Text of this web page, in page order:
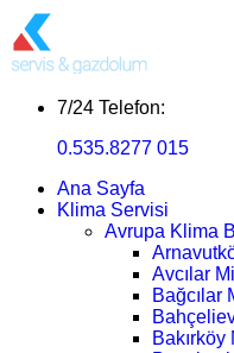
7/24 Telefon:
0.535.8277 015
Ana Sayfa
Klima Servisi
Avrupa Klima
Avcılar
Bağcılar
Bakırköy